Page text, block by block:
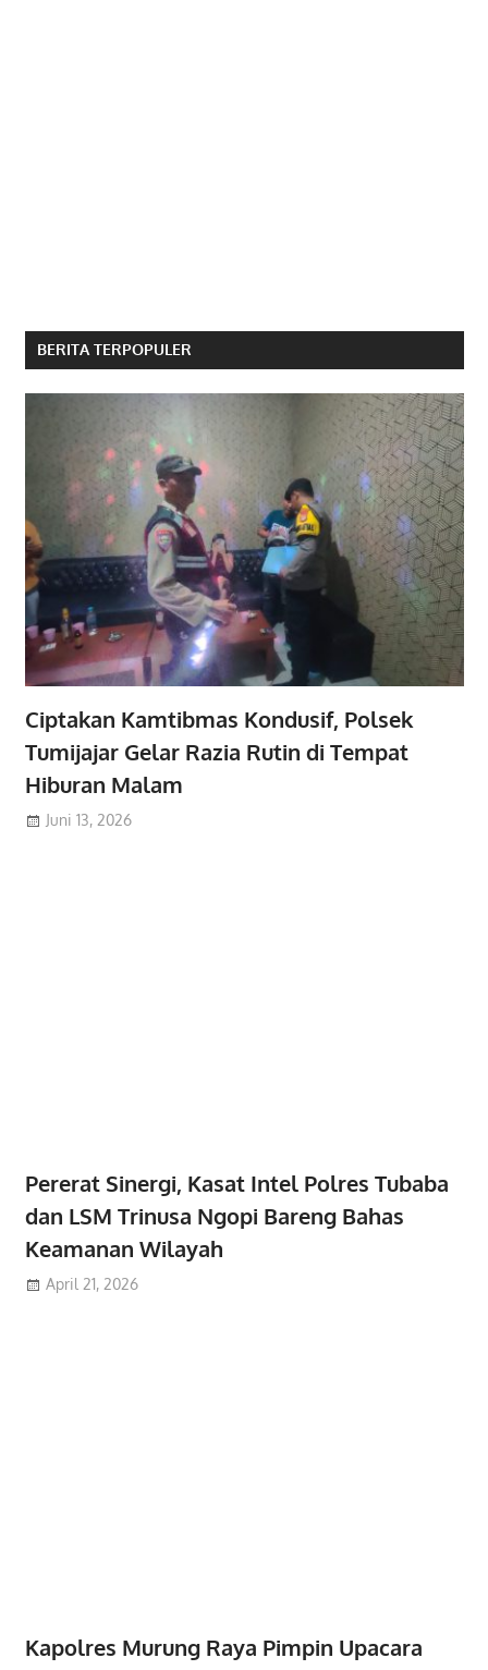
BERITA TERPOPULER
Ciptakan Kamtibmas Kondusif, Polsek
Tumijajar Gelar Razia Rutin di Tempat
Hiburan Malam
Juni 13, 2026
Pererat Sinergi, Kasat Intel Polres Tubaba
dan LSM Trinusa Ngopi Bareng Bahas
Keamanan Wilayah
April 21, 2026
Kapolres Murung Raya Pimpin Upacara